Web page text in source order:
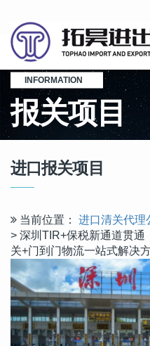
INFORMATION
报关项目
进口报关项目
当前位置： 进口清关代理
> 深圳TIR+保税新通道贯通
关+门到门物流一站式解决